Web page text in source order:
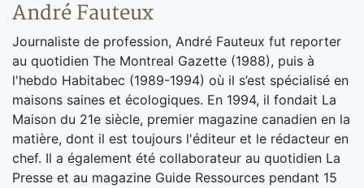
André Fauteux
Journaliste de profession, André Fauteux fut reporter
au quotidien The Montreal Gazette (1988), puis à
l'hebdo Habitabec (1989-1994) où il s’est spécialisé en
maisons saines et écologiques. En 1994, il fondait La
Maison du 21e siècle, premier magazine canadien en la
matière, dont il est toujours l'éditeur et le rédacteur en
chef. Il a également été collaborateur au quotidien La
Presse et au magazine Guide Ressources pendant 15